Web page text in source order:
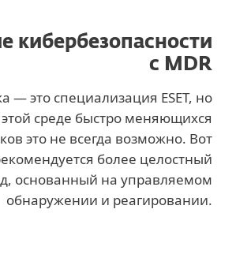
кибербезопасности
с MDR
— это специализация ESET, но
среде быстро меняющихся
это не всегда возможно. Вот
более целостный
основанный на управляемом
обнаружении и реагировании.